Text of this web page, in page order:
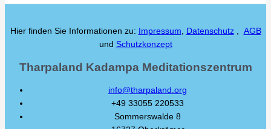
Hier finden Sie Informationen zu: Impressum Datenschutz, AGB
und Schutzkonzept
Tharpaland Kadampa Meditationszentrum
info@tharpaland.org
+49 33055 220533
Sommerswalde 8